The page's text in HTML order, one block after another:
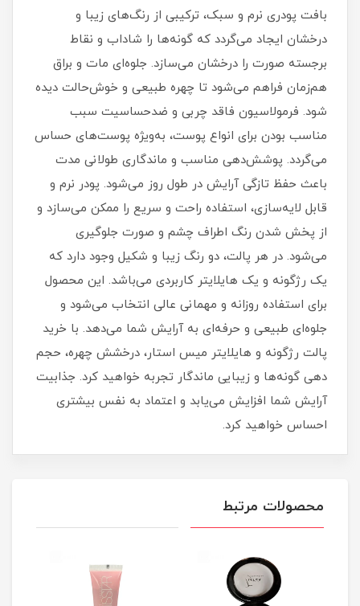
بافت پودری نرم و سبک، ترکیبی از رنگ‌های زیبا و
درخشان ایجاد می‌گردد که گونه‌ها را شاداب و نقاط
برجسته صورت را درخشان می‌سازد. جلوه‌ای مات و براق
هم‌زمان فراهم می‌شود تا چهره طبیعی و خوش‌حالت دیده
شود. فرمولاسیون فاقد چربی و ضدحساسیت سبب
مناسب بودن برای انواع پوست، به‌ویژه پوست‌های حساس
می‌گردد. پوشش‌دهی مناسب و ماندگاری طولانی‌ مدت
باعث حفظ تازگی آرایش در طول روز می‌شود. پودر نرم و
قابل‌ لایه‌سازی، استفاده راحت و سریع را ممکن می‌سازد و
از پخش شدن رنگ اطراف چشم و صورت جلوگیری
می‌شود. در هر پالت، دو رنگ زیبا و شکیل وجود دارد که
یک رژگونه و یک هایلایتر کاربردی می‌باشد. این محصول
برای استفاده روزانه و مهمانی عالی انتخاب می‌شود و
جلوه‌ای طبیعی و حرفه‌ای به آرایش شما می‌دهد. با خرید
پالت رژگونه و هایلایتر میس استار، درخشش چهره، حجم‌
دهی گونه‌ها و زیبایی ماندگار تجربه خواهید کرد. جذابیت
آرایش شما افزایش می‌یابد و اعتماد به‌ نفس بیشتری
احساس خواهید کرد.
محصولات مرتبط